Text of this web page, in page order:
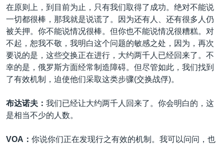
在原则上，到目前为止，只有我们取得了成功。绝对不能说
一切都很棒，那我就是说谎了。因为还有人、还有很多人仍
被关押。你不能说情况很棒。但你也不能说情况很糟糕。对
不起，恕我不敬，我明白这个问题的敏感之处，因为，再次
要说的是，这些交换正在进行，大约两千人已经回来了。不
幸的是，俄罗斯方面经常制造障碍。但尽管如此，我们找到
了有效机制，迫使他们采取这类步骤(交换战俘)。
布达诺夫： 我们已经让大约两千人回来了。你会明白的，这
是相当不少的人数。
VOA： 你说你们正在发现行之有效的机制。我可以问问，也